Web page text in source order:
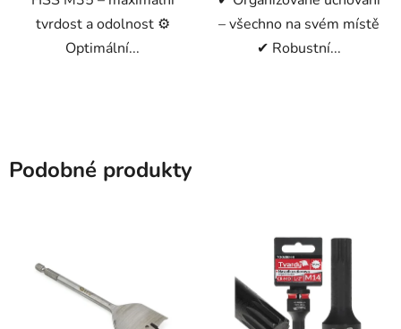
tvrdost a odolnost ⚙️
Optimální...
– všechno na svém místě
✔ Robustní...
Podobné produkty